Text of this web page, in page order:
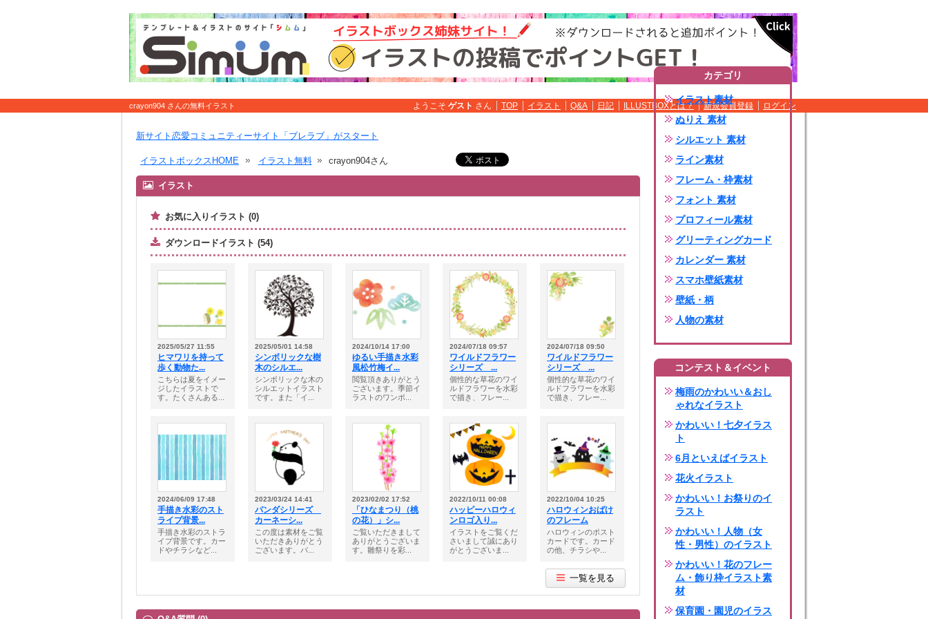
crayon904 さんの無料イラスト ようこそ ゲスト さん TOP イラスト Q&A 日記 ILLUSTBOXとは？ 新規会員登録 ログイン
新サイト恋愛コミュニティーサイト「ブレラブ」がスタート
イラストボックスHOME イラスト無料 crayon904さん
イラスト
お気に入りイラスト (0)
ダウンロードイラスト (54)
2025/05/27 11:55
ヒマワリを持って
歩く動物た...
こちらは夏をイメー
ジしたイラストで
す。たくさんある...
2025/05/01 14:58
シンボリックな樹
木のシルエ...
シンボリックな木の
シルエットイラスト
です。また「イ...
2024/10/14 17:00
ゆるい手描き水彩
風松竹梅イ...
閲覧頂きありがとう
ございます。季節イ
ラストのワンポ...
2024/07/18 09:57
ワイルドフラワー
シリーズ ...
個性的な草花のワイ
ルドフラワーを水彩
で描き、フレー...
2024/07/18 09:50
ワイルドフラワー
シリーズ ...
個性的な草花のワイ
ルドフラワーを水彩
で描き、フレー...
2024/06/09 17:48
手描き水彩のスト
ライプ背景...
手描き水彩のストラ
イプ背景です。カー
ドやチラシなど...
2023/03/24 14:41
パンダシリーズ
カーネーシ...
この度は素材をご覧
いただきありがとう
ございます。パ...
2023/02/02 17:52
「ひなまつり（桃
の花）」シ...
ご覧いただきまして
ありがとうございま
す。雛祭りを彩...
2022/10/11 00:08
ハッピーハロウィ
ンロゴ入り...
イラストをご覧くだ
さいまして誠にあり
がとうございま...
2022/10/04 10:25
ハロウィンおばけ
のフレーム
ハロウィンのポスト
カードです。カード
の他、チラシや...
一覧を見る
カテゴリ
イラスト素材
ぬりえ 素材
シルエット 素材
ライン素材
フレーム・枠素材
フォント 素材
プロフィール素材
グリーティングカード
カレンダー 素材
スマホ壁紙素材
壁紙・柄
人物の素材
コンテスト＆イベント
梅雨のかわいい＆おし
ゃれなイラスト
かわいい！七夕イラス
ト
6月といえばイラスト
花火イラスト
かわいい！お祭りのイ
ラスト
かわいい！人物（女
性・男性）のイラスト
かわいい！花のフレー
ム・飾り枠イラスト素
材
保育園・園児のイラス